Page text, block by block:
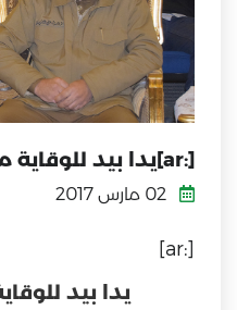
[:ar]يدا بيد للوقاية من المخاطر ..[:]
[:ar]
يدا بيد